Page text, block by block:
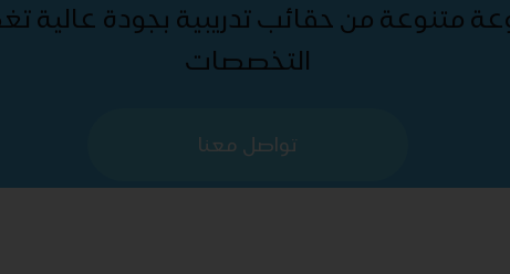
متنوعة من حقائب تدريبية بجودة عالية
التخصصات
تواصل معنا